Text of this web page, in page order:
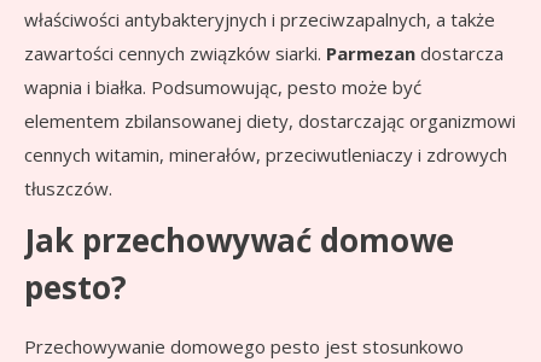
właściwości antybakteryjnych i przeciwzapalnych, a także
zawartości cennych związków siarki. Parmezan dostarcza
wapnia i białka. Podsumowując, pesto może być
elementem zbilansowanej diety, dostarczając organizmowi
cennych witamin, minerałów, przeciwutleniaczy i zdrowych
tłuszczów.
Jak przechowywać domowe
pesto?
Przechowywanie domowego pesto jest stosunkowo